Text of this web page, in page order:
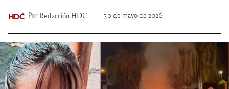
Por Redacción HDC 30 de mayo de 2026